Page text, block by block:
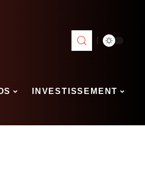
INVESTISSEMENT